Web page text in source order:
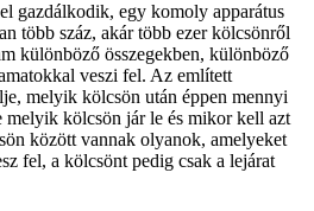
gazdálkodik, egy komoly apparátus
több száz, akár több ezer kölcsönről
különböző összegekben, különböző
veszi fel. Az említett
melyik kölcsön után éppen mennyi
kölcsön jár le és mikor kell azt
között vannak olyanok, amelyeket
fel, a kölcsönt pedig csak a lejárat